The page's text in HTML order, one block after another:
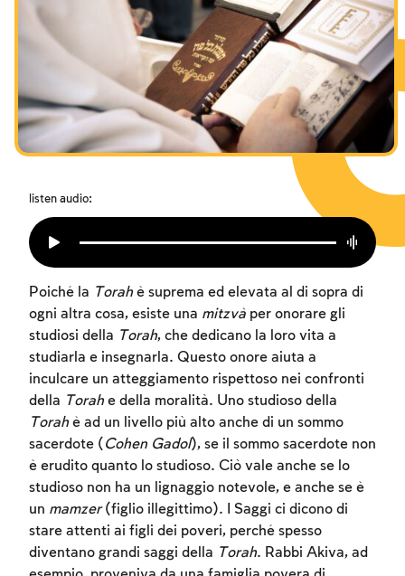
I digiuni commemorativi della distruzione del Tempio
Hanukkah
listen audio:
Poiché la Torahè suprema ed elevata al di sopra di
ogni altra cosa, esiste una mitzvà per onorare gli
studiosi della Torah, che dedicano la loro vita a
studiarla e insegnarla. Questo onore aiuta a
inculcare un atteggiamento rispettoso nei confronti
della Torahe della moralità. Uno studioso della
Torahè ad un livello più alto anche di un sommo
sacerdote ( Cohen Gadol), se il sommo sacerdote non
è erudito quanto lo studioso. Ciò vale anche se lo
studioso non ha un lignaggio notevole, e anche se è
un mamzer(figlio illegittimo). I Saggi ci dicono di
stare attenti ai figli dei poveri, perché spesso
diventano grandi saggi della Torah. Rabbi Akiva, ad
Account required